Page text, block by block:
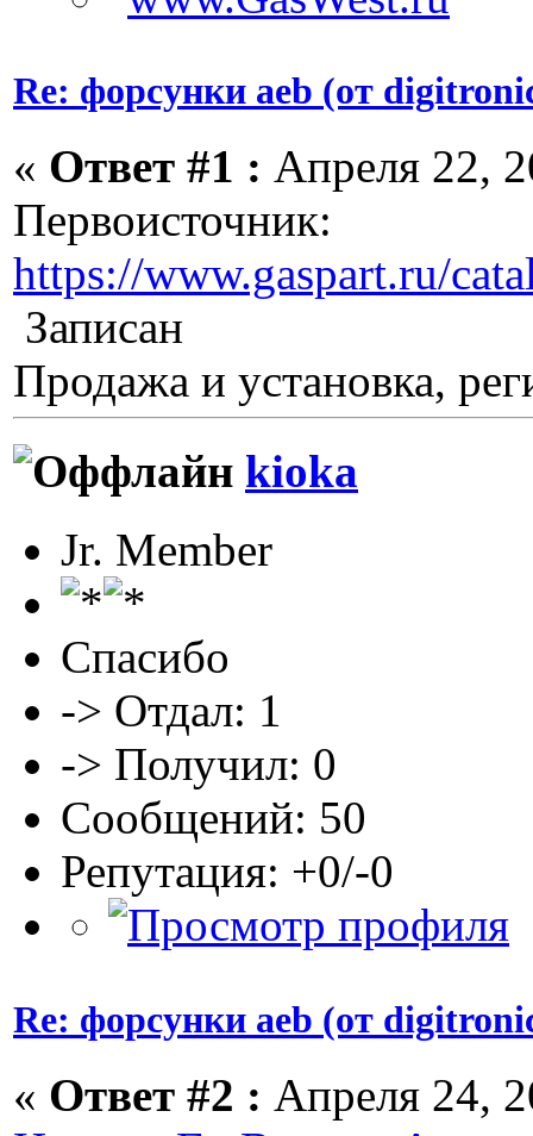
Re: форсунки aeb (от
« Ответ #1 : Апреля 22,
Первоисточник:
https://www.gaspart.ru/
Записан
Продажа и установка,
kioka
Jr. Member
Спасибо
-> Отдал: 1
-> Получил: 0
Сообщений: 50
Репутация: +0/-0
Re: форсунки aeb (от
« Ответ #2 : Апреля 24,